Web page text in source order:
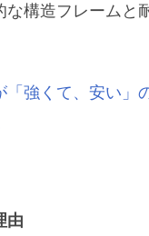
な構造フレームと
「強くて、安い」
由